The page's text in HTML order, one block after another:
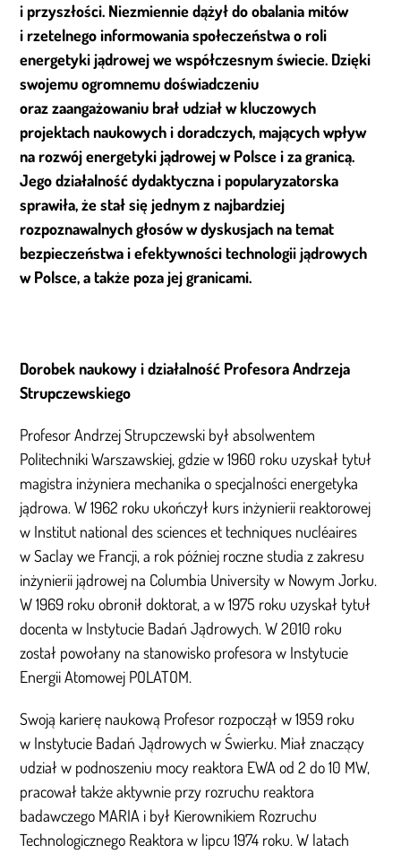
i przyszłości. Niezmiennie dążył do obalania mitów
i rzetelnego informowania społeczeństwa o roli
energetyki jądrowej we współczesnym świecie. Dzięki
swojemu ogromnemu doświadczeniu
oraz zaangażowaniu brał udział w kluczowych
projektach naukowych i doradczych, mających wpływ
na rozwój energetyki jądrowej w Polsce i za granicą.
Jego działalność dydaktyczna i popularyzatorska
sprawiła, że stał się jednym z najbardziej
rozpoznawalnych głosów w dyskusjach na temat
bezpieczeństwa i efektywności technologii jądrowych
w Polsce, a także poza jej granicami.
Dorobek naukowy i działalność Profesora Andrzeja
Strupczewskiego
Profesor Andrzej Strupczewski był absolwentem
Politechniki Warszawskiej, gdzie w 1960 roku uzyskał tytuł
magistra inżyniera mechanika o specjalności energetyka
jądrowa. W 1962 roku ukończył kurs inżynierii reaktorowej
w Institut national des sciences et techniques nucléaires
w Saclay we Francji, a rok później roczne studia z zakresu
inżynierii jądrowej na Columbia University w Nowym Jorku.
W 1969 roku obronił doktorat, a w 1975 roku uzyskał tytuł
docenta w Instytucie Badań Jądrowych. W 2010 roku
został powołany na stanowisko profesora w Instytucie
Energii Atomowej POLATOM.
Swoją karierę naukową Profesor rozpoczął w 1959 roku
w Instytucie Badań Jądrowych w Świerku. Miał znaczący
udział w podnoszeniu mocy reaktora EWA od 2 do 10 MW,
pracował także aktywnie przy rozruchu reaktora
badawczego MARIA i był Kierownikiem Rozruchu
Technologicznego Reaktora w lipcu 1974 roku. W latach